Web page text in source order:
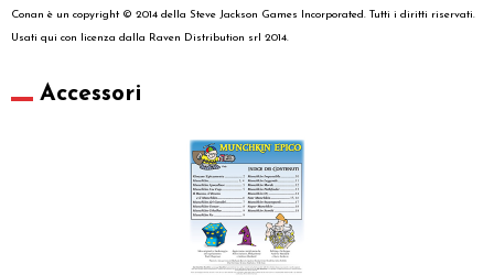
Conan è un copyright © 2014 della Steve Jackson Games Incorporated. Tutti i diritti riservati.
Usati qui con licenza dalla Raven Distribution srl 2014.
Accessori